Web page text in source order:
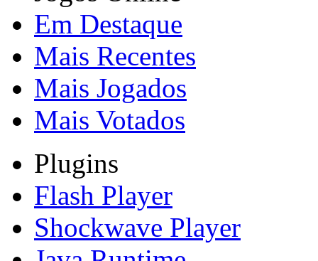
Em Destaque
Mais Recentes
Mais Jogados
Mais Votados
Plugins
Flash Player
Shockwave Player